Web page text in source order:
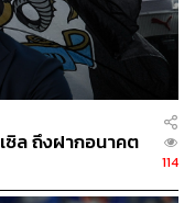
ล้ว อดีตผู้อำนวยการ
นร่วมกับ เจอร์เกน
ขึ้นจนเหนือกว่าคน
งนอกสนาม
การต่อสัญญาของ
ในปี 2021
ซิล ถึงฝากอนาคต
114